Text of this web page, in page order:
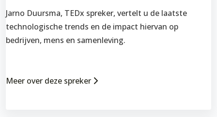
Jarno Duursma, TEDx spreker, vertelt u de laatste
technologische trends en de impact hiervan op
bedrijven, mens en samenleving.
Meer over deze spreker